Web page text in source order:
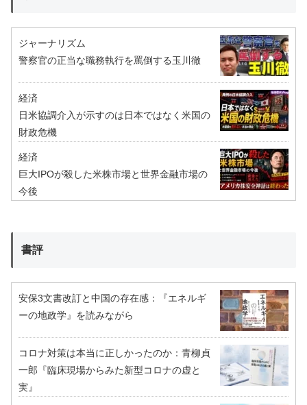
ジャーナリズム
警察官の正当な職務執行を罵倒する玉川徹
経済
日米協調介入が示すのは日本ではなく米国の
財政危機
経済
巨大IPOが殺した米株市場と世界金融市場の
今後
書評
安保3文書改訂と中国の存在感：『エネルギ
ーの地政学』を読みながら
コロナ対策は本当に正しかったのか：青柳貞
一郎『臨床現場からみた新型コロナの虚と
実』